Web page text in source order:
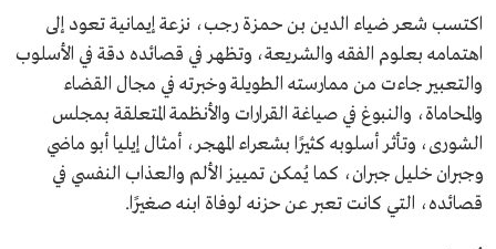
اكتسب شعر ضياء الدين بن حمزة رجب، نزعة إيمانية تعود إلى
اهتمامه بعلوم الفقه والشريعة، وتظهر في قصائده دقة في الأسلوب
والتعبير جاءت من ممارسته الطويلة وخبرته في مجال القضاء
والمحاماة، والنبوغ في صياغة القرارات والأنظمة المتعلقة بمجلس
الشورى، وتأثر أسلوبه كثيرًا بشعراء المهجر، أمثال إيليا أبو ماضي
وجبران خليل جبران، كما يُمكن تمييز الألم والعذاب النفسي في
قصائده، التي كانت تعبر عن حزنه لوفاة ابنه صغيرًا.